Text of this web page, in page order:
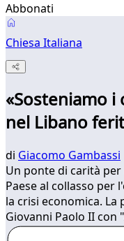
Abbonati
Chiesa Italiana
«Sosteniamo
nel Libano
di Giacomo Gambassi
Un ponte di carità
Paese al collasso per
la crisi economica.
Giovanni Paolo II con